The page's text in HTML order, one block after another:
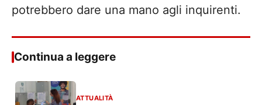
potrebbero dare una mano agli inquirenti.
Continua a leggere
ATTUALITÀ